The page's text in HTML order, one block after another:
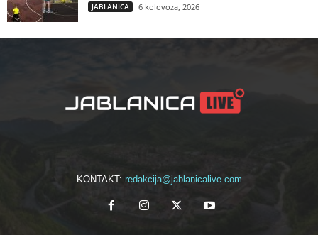
JABLANICA 6 kolovoza, 2026
KONTAKT: redakcija@jablanicalive.com